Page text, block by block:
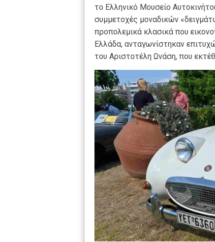
το Ελληνικό Μουσείο
συμμετοχές μοναδικών
προπολεμικά κλασικά που
Ελλάδα, ανταγωνίστηκαν
του Αριστοτέλη Ωνάση, που